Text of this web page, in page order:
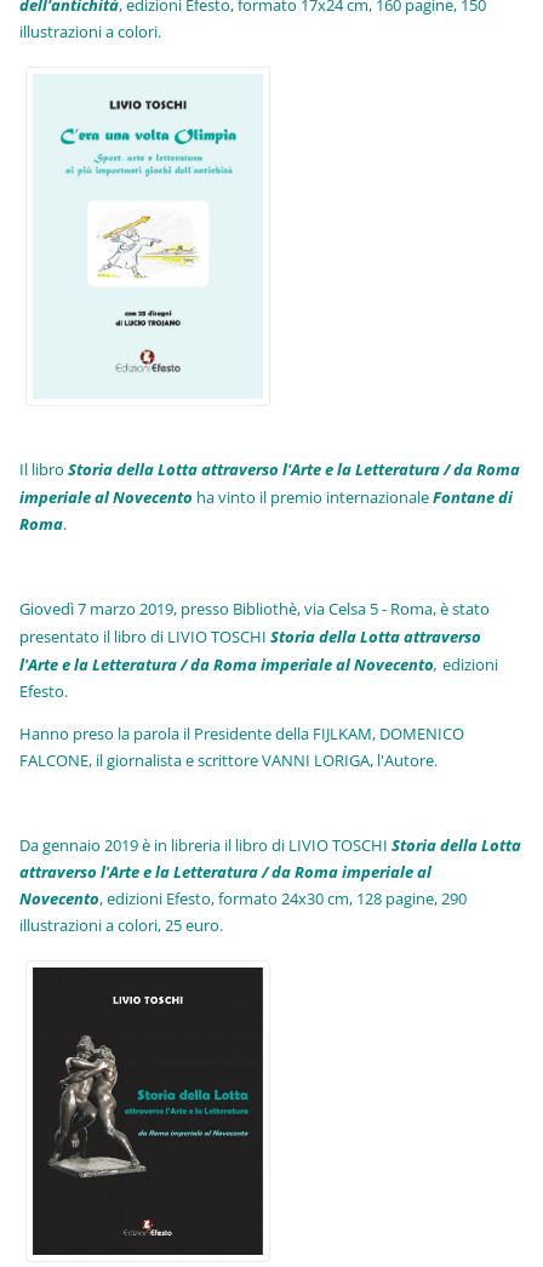
illustrazioni a colori.
Il libroStoria della Lotta attraverso l'Arte e la Letteratura / da Roma
imperiale al Novecento ha vinto il premio internazionaleFontane di
Roma.
Giovedì 7 marzo 2019, presso Bibliothè, via Celsa 5 - Roma, è stato
presentato il libro di LIVIO TOSCHIStoria della Lotta attraverso
l'Arte e la Letteratura / da Roma imperiale al Novecento, edizioni
Efesto.
Hanno preso la parola il Presidente della FIJLKAM, DOMENICO
FALCONE, il giornalista e scrittore VANNI LORIGA, l'Autore.
Da gennaio 2019 è in libreria il libro di LIVIO TOSCHIStoria della Lotta
attraverso l'Arte e la Letteratura / da Roma imperiale al
Novecento, edizioni Efesto, formato 24x30 cm, 128 pagine, 290
illustrazioni a colori, 25 euro.